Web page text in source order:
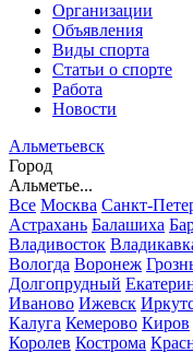
Организации
Объявления
Виды спорта
Статьи о спорте
Работа
Новости
Альметьевск
Город
Альметье...
Все Москва Санкт-
Астрахань Балашиха
Владивосток
Вологда Воронеж
Долгопрудный
Иваново Ижевск
Калуга Кемерово Киров
Королев Кострома